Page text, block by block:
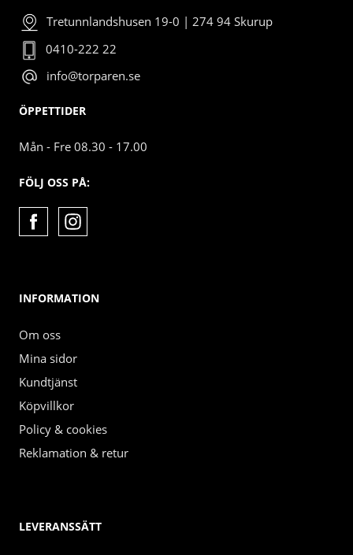
Tretunnlandshusen 19-0 | 274 94 Skurup
0410-222 22
info@torparen.se
ÖPPETTIDER
Mån - Fre 08.30 - 17.00
FÖLJ OSS PÅ:
INFORMATION
Om oss
Mina sidor
Kundtjänst
Köpvillkor
Policy & cookies
Reklamation & retur
LEVERANSSÄTT